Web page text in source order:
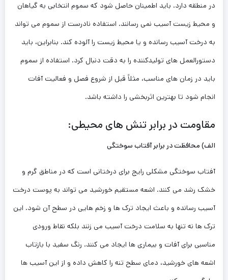
در منطقه دارد. باید اطمینان حاصل شود که سموم انتخابی به گیاهان
و محیط زیست آسیب نمی‌ رسانند. استفاده نادرست از سموم می ‌تواند
به درخت آسیب رسانده و یا محیط زیست را آلوده کند. بنابراین، باید
دستورالعمل ‌های تولیدکننده را به دقت دنبال کرد. استفاده از سموم
باید در زمان‌ های مناسب، مثلاً قبل از شروع فصل و فعالیت آفات
انجام شود تا بهترین اثربخشی را داشته باشد.
مقاومت در برابر تنش ‌های محیطی:
الف) محافظت در برابر آفتاب ‌سوختگی
آفتاب ‌سوختگی مشکلی رایج برای درختانی است که در مناطق گرم و
خشک رشد می ‌کنند. اشعه مستقیم خورشید می ‌تواند به پوست درخت
آسیب رسانده و باعث ایجاد ترک ‌ها و زخم‌ هایی در سطح آن شود. این
ترک ‌ها نه تنها به سلامت درخت آسیب می ‌زنند بلکه نقاط ورودی
مناسبی برای آفات و بیماری ‌ها ایجاد می ‌کنند. رنگ سفید با بازتاب
اشعه ‌های خورشید، دمای سطح تنه را کاهش داده و از این آسیب ‌ها